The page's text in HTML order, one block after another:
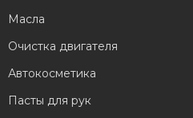
Масла
Очистка двигателя
Автокосметика
Пасты для рук